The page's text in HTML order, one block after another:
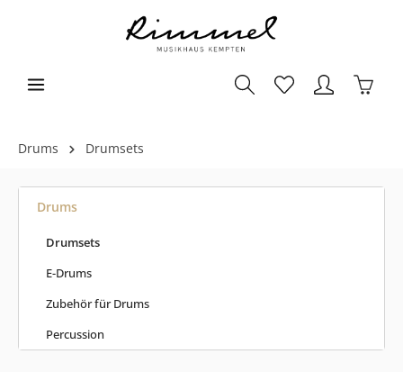
Drums Drumsets
Drums
Drumsets
E-Drums
Zubehör für Drums
Percussion